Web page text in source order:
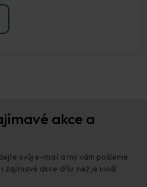
akce a
svůj e-mail a my vám pošleme
zajímavé akce dřív, než je uvidí